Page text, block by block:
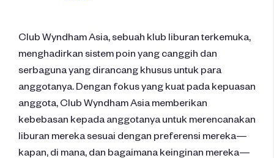
Club Wyndham Asia, sebuah klub liburan terkemuka,
menghadirkan sistem poin yang canggih dan
serbaguna yang dirancang khusus untuk para
anggotanya. Dengan fokus yang kuat pada kepuasan
anggota, Club Wyndham Asia memberikan
kebebasan kepada anggotanya untuk merencanakan
liburan mereka sesuai dengan preferensi mereka—
kapan, di mana, dan bagaimana keinginan mereka—